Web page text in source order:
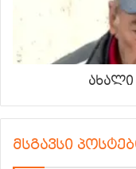
ახალი
მსგავსი